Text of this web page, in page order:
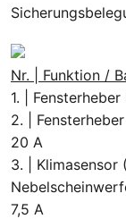
Nr. | Funktion /
1. |
2. |
20 A
3. | Klimasensor
7,5 A